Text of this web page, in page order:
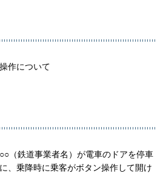
作について
（鉄道事業者名）が電車のドアを停車
、乗降時に乗客がボタン操作して開け